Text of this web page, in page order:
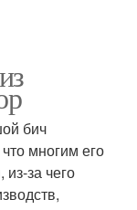
бич
многим его
за чего